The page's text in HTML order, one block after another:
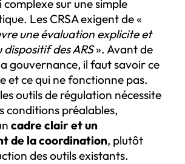
complexe sur une simple
Les CRSA exigent de «
une évaluation explicite et
des ARS». Avant de
gouvernance, il faut savoir ce
et ce qui ne fonctionne pas.
outils de régulation nécessite
conditions préalables,
cadre clair et un
de la coordination, plutôt
des outils existants.